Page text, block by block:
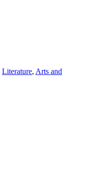
Literature, Arts and